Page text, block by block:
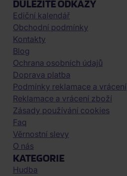
DŮLEŽITÉ ODKAZY
Ediční kalendář
Obchodní podmínky
Kontakty
Blog
Ochrana osobních údajů
Doprava platba
Podmínky reklamace a vrácení
Reklamace a vrácení zboží
Zásady používání cookies
Faq
Věrnostní slevy
O nás
KATEGORIE
Hudba